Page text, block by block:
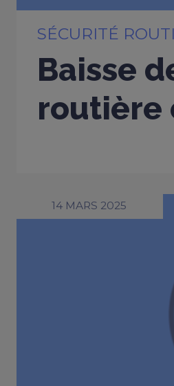
SÉCURITÉ
Baisse
routière
14 MARS 2025